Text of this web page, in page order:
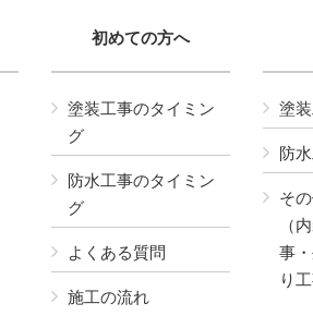
初めての方へ
塗装工事のタイミン
グ
防水工事のタイミン
グ
よくある質問
施工の流れ
塗
防
そ
（
事
り工